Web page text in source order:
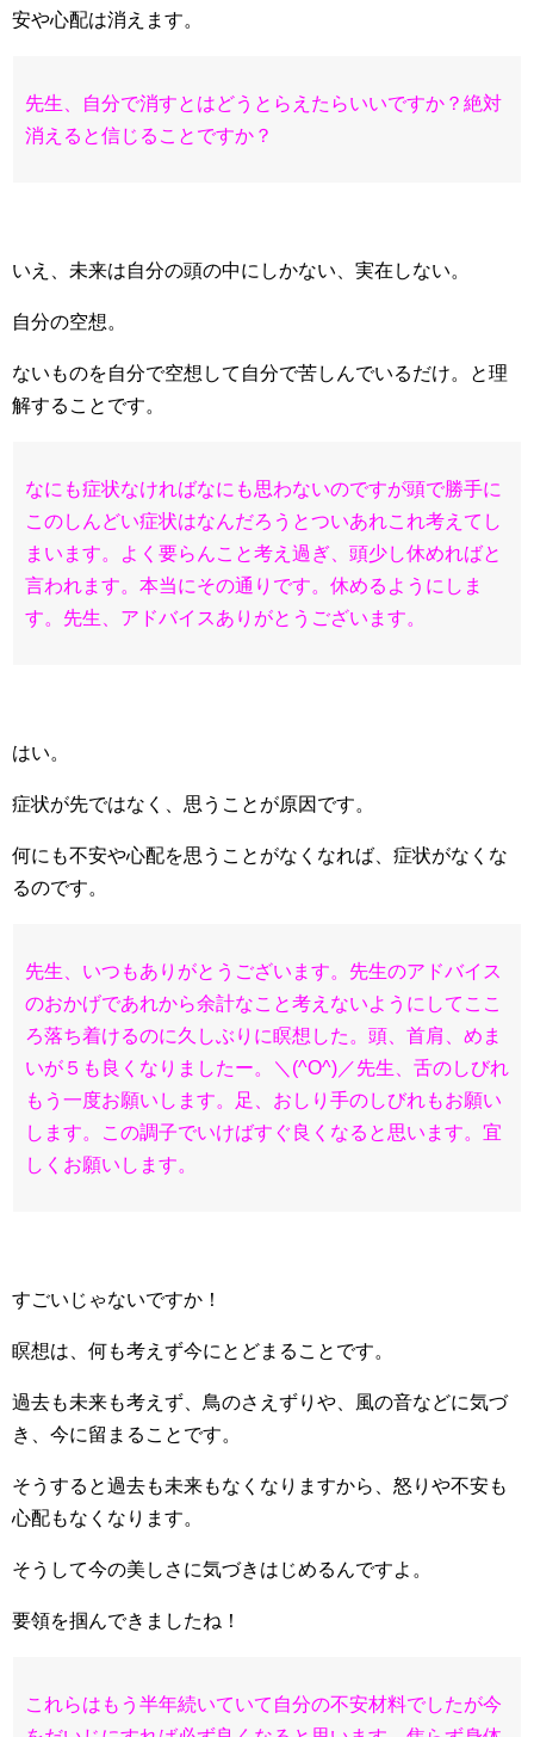
安や心配は消えます。
先生、自分で消すとはどうとらえたらいいですか？絶対
消えると信じることですか？
いえ、未来は自分の頭の中にしかない、実在しない。
自分の空想。
ないものを自分で空想して自分で苦しんでいるだけ。と理
解することです。
なにも症状なければなにも思わないのですが頭で勝手に
このしんどい症状はなんだろうとついあれこれ考えてし
まいます。よく要らんこと考え過ぎ、頭少し休めればと
言われます。本当にその通りです。休めるようにしま
す。先生、アドバイスありがとうございます。
はい。
症状が先ではなく、思うことが原因です。
何にも不安や心配を思うことがなくなれば、症状がなくな
るのです。
先生、いつもありがとうございます。先生のアドバイス
のおかげであれから余計なこと考えないようにしてここ
ろ落ち着けるのに久しぶりに瞑想した。頭、首肩、めま
いが５も良くなりましたー。＼(^O^)／先生、舌のしびれ
もう一度お願いします。足、おしり手のしびれもお願い
します。この調子でいけばすぐ良くなると思います。宜
しくお願いします。
すごいじゃないですか！
瞑想は、何も考えず今にとどまることです。
過去も未来も考えず、鳥のさえずりや、風の音などに気づ
き、今に留まることです。
そうすると過去も未来もなくなりますから、怒りや不安も
心配もなくなります。
そうして今の美しさに気づきはじめるんですよ。
要領を掴んできましたね！
これらはもう半年続いていて自分の不安材料でしたが今